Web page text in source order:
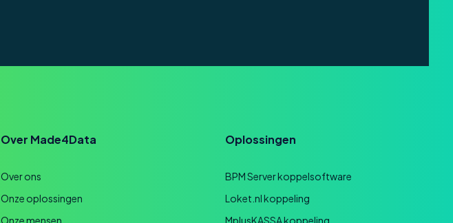
Over Made4Data
Over ons
Onze oplossingen
Onze mensen
Oplossingen
BPM Server koppelsoftware
Loket.nl koppeling
MplusKASSA koppeling